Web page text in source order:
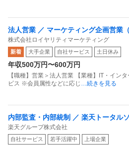
法人営業 ／ マーケティング企画営業
内最大級の共通ポイントサービスを展
目指すデータマーケティングカンパニ
株式会社ロイヤリティマーケティング
新着 大手企業 自社サービス 土日休み
年収500万円〜600万円
【職種】営業＞法人営業 【業種】IT・イン
ビス ※会員属性などに応じ
…続きを見る
内部監査・内部統制 ／ 楽天トータル
戦略事業コンプライアンス支援部 業務
プライアンス推進担当（SBCSD）
楽天グループ株式会社
自社サービス 若手活躍中 上場企業